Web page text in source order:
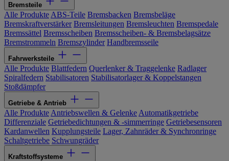
Bremsteile
Alle Produkte ABS-Teile Bremsbacken Bremsbeläge
Bremskraftverstärker Bremsleitungen Bremsleuchten Bremspedale
Bremssättel Bremsscheiben Bremsscheiben- & Bremsbelagsätze
Bremstrommeln Bremszylinder Handbremsseile
Fahrwerksteile
Alle Produkte Blattfedern Querlenker & Traggelenke Radlager
Spiralfedern Stabilisatoren Stabilisatorlager & Koppelstangen
Stoßdämpfer
Getriebe & Antrieb
Alle Produkte Antriebswellen & Gelenke Automatikgetriebe
Differenziale Getriebedichtungen & -simmerringe Getriebesensoren
Kardanwellen Kupplungsteile Lager, Zahnräder & Synchronringe
Schaltgetriebe Schwungräder
Kraftstoffsysteme